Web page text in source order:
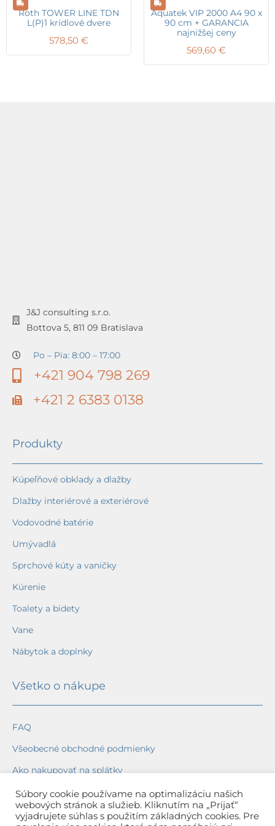
Roth TOWER LINE TDN
L(P)1 krídlové dvere
578,50 €
Aquatek VIP 2000 A4 90 x
90 cm + GARANCIA
najnižšej ceny
569,60 €
J&J consulting s.r.o.
Bottova 5, 811 09 Bratislava
Po – Pia: 8:00 – 17:00
+421 904 798 269
+421 2 6383 0138
Produkty
Kúpeľňové obklady a dlažby
Dlažby interiérové a exteriérové
Vodovodné batérie
Umývadlá
Sprchové kúty a vaničky
Kúrenie
Toalety a bidety
Vane
Nábytok a doplnky
Všetko o nákupe
FAQ
Všeobecné obchodné podmienky
Ako nakupovať na splátky
Ochrana osobných údajov
Reklamačný poriadok
Súbory cookie používame na optimalizáciu našich
webových stránok a služieb. Kliknutím na „Prijať“
vyjadrujete súhlas s použitím základných cookies. Pre